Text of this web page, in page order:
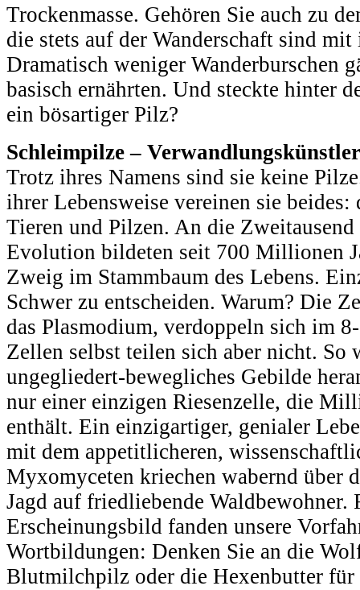
Trockenmasse. Gehören Sie auch zu
die stets auf der Wanderschaft sind
Dramatisch weniger Wanderburschen
basisch ernährten. Und steckte hinter
ein bösartiger Pilz?
Schleimpilze –
Trotz ihres Namens sind sie keine
ihrer Lebensweise vereinen sie
Tieren und Pilzen. An die
Evolution bildeten seit 700 Millionen
Zweig im Stammbaum des Lebens.
Schwer zu entscheiden. Warum? Die
das Plasmodium, verdoppeln sich im
Zellen selbst teilen sich aber nicht. So
ungegliedert-bewegliches Gebilde
nur einer einzigen Riesenzelle, die
enthält. Ein einzigartiger, genialer
mit dem appetitlicheren,
Myxomyceten kriechen wabernd über
Jagd auf friedliebende
Erscheinungsbild fanden unsere
Wortbildungen: Denken Sie an die
Blutmilchpilz oder die Hexenbutter